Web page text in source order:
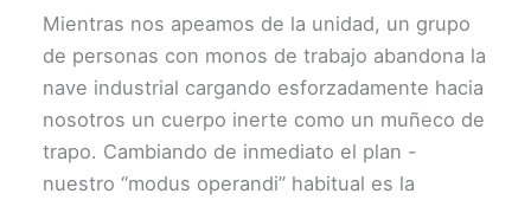
Mientras nos apeamos de la unidad, un grupo
de personas con monos de trabajo abandona la
nave industrial cargando esforzadamente hacia
nosotros un cuerpo inerte como un muñeco de
trapo. Cambiando de inmediato el plan -
nuestro “modus operandi” habitual es la